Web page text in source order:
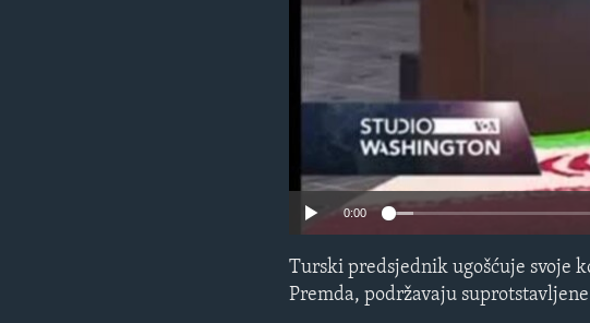
0:00
Turski predsjednik ugošćuje svoje
Premda, podržavaju